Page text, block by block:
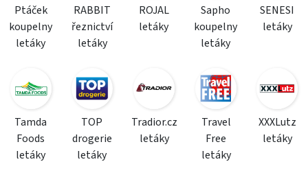
Ptáček
koupelny
letáky
RABBIT
řeznictví
letáky
ROJAL
letáky
Sapho
koupelny
letáky
SENESI
letáky
Tamda
Foods
letáky
TOP
drogerie
letáky
Tradior.cz
letáky
Travel
Free
letáky
XXXLutz
letáky